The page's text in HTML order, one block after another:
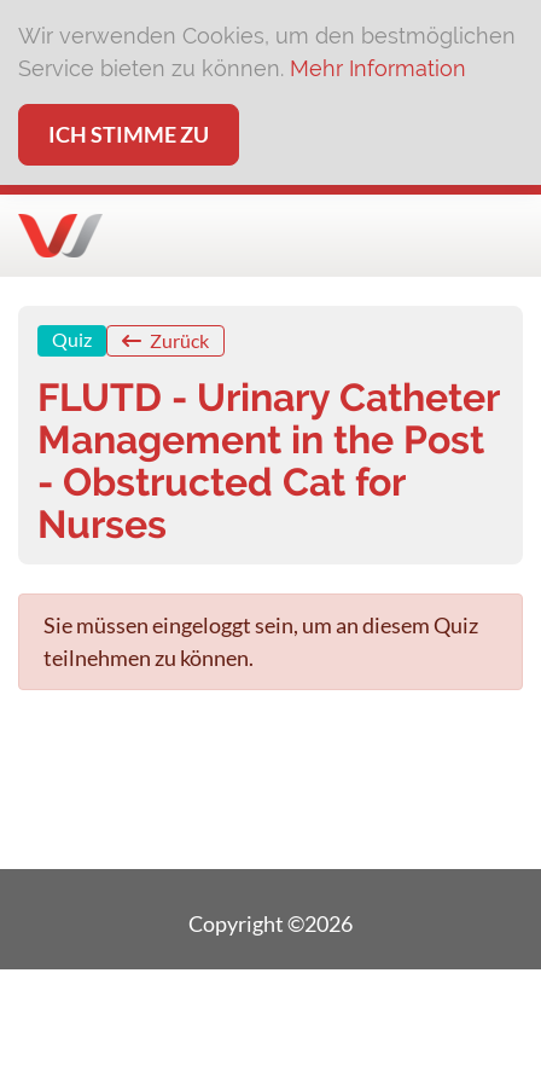
Wir verwenden Cookies, um den bestmöglichen
Service bieten zu können. Mehr Information
ICH STIMME ZU
Quiz Zurück
FLUTD - Urinary Catheter
Management in the Post
- Obstructed Cat for
Nurses
Sie müssen eingeloggt sein, um an diesem Quiz
teilnehmen zu können.
Copyright ©2026